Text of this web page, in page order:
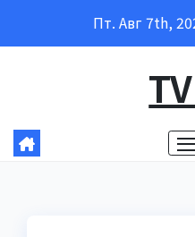
Пт. Авг 7th,